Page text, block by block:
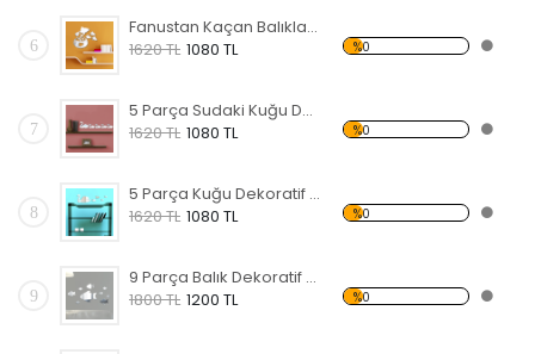
6
Fanustan Kaçan Balıklar Dekoratif Kırılmaz Ayna
1620 TL 1080 TL %0
7
5 Parça Sudaki Kuğu Dekoratif Kırılmaz Ayna
1620 TL 1080 TL %0
8
5 Parça Kuğu Dekoratif Kırılmaz Ayna
1620 TL 1080 TL %0
9
9 Parça Balık Dekoratif Kırılmaz Ayna
1800 TL 1200 TL %0